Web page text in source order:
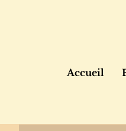
Accueil